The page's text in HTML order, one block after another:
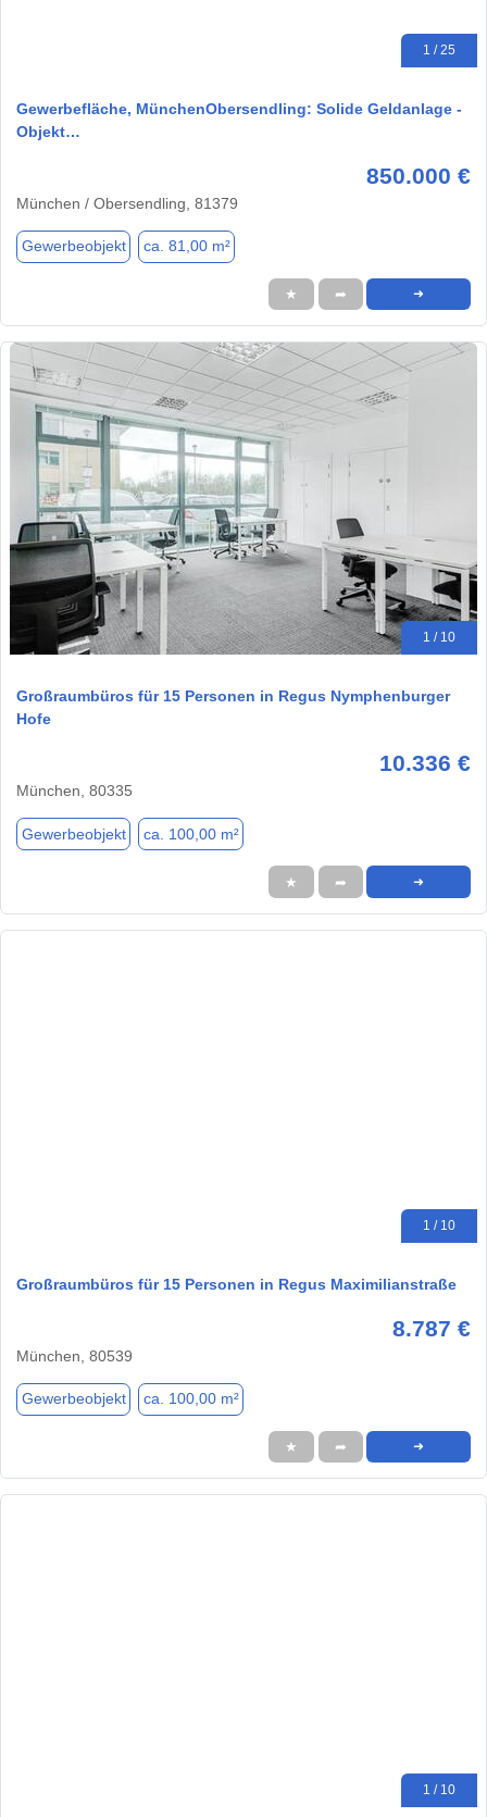
1 / 25
Gewerbefläche, MünchenObersendling: Solide Geldanlage -
Objekt…
850.000 €
München / Obersendling, 81379
Gewerbeobjekt ca. 81,00 m²
★ ➦ ➜
1 / 10
Großraumbüros für 15 Personen in Regus Nymphenburger
Hofe
10.336 €
München, 80335
Gewerbeobjekt ca. 100,00 m²
★ ➦ ➜
1 / 10
Großraumbüros für 15 Personen in Regus Maximilianstraße
8.787 €
München, 80539
Gewerbeobjekt ca. 100,00 m²
★ ➦ ➜
1 / 10